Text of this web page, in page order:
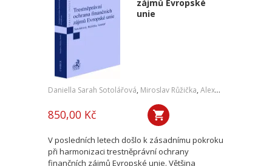
zájmů Evropské
unie
Daniella Sarah Sotolářová, Miroslav Růžička, Alexander Sotolář
850,00 Kč
V posledních letech došlo k zásadnímu pokroku
při harmonizaci trestněprávní ochrany
finančních zájmů Evropské unie. Většina